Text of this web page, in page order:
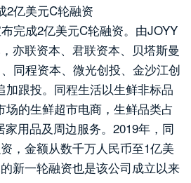
2亿美元C轮融资
完成2亿美元C轮融资。由JOYY
亦联资本、君联资本、贝塔斯曼
同程资本、微光创投、金沙江创
加跟投。同程生活以生鲜非标品
场的生鲜超市电商，生鲜品类占
用品及周边服务。2019年，同
，金额从数千万人民币至1亿美
新一轮融资也是该公司成立以来